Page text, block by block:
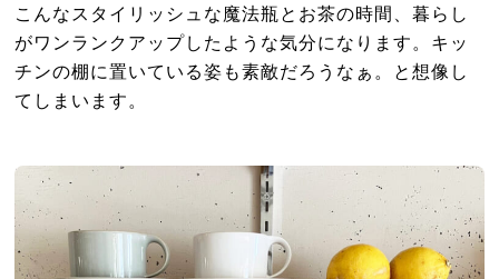
こんなスタイリッシュな魔法瓶とお茶の時間、暮らし
がワンランクアップしたような気分になります。キッ
チンの棚に置いている姿も素敵だろうなぁ。と想像し
てしまいます。